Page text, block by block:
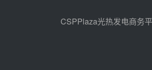
前天 08-05 14:48
CSPPlaza光热发电商务